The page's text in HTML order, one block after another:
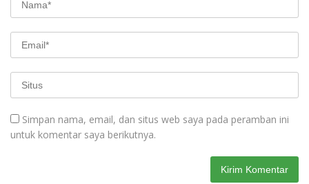
Simpan nama, email, dan situs web saya pada peramban ini
untuk komentar saya berikutnya.